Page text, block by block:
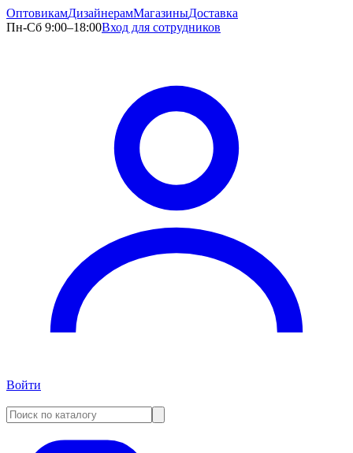
ОптовикамДизайнерамМагазиныДоставка
Пн-Сб 9:00–18:00Вход для сотрудников
Войти